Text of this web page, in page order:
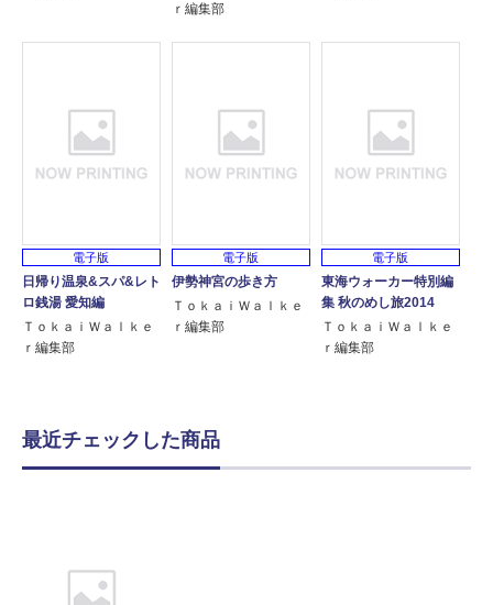
ｒ編集部
電子版
日帰り温泉&スパ&レト
ロ銭湯 愛知編
ＴｏｋａｉＷａｌｋｅ
ｒ編集部
電子版
伊勢神宮の歩き方
ＴｏｋａｉＷａｌｋｅ
ｒ編集部
電子版
東海ウォーカー特別編
集 秋のめし旅2014
ＴｏｋａｉＷａｌｋｅ
ｒ編集部
最近チェックした商品